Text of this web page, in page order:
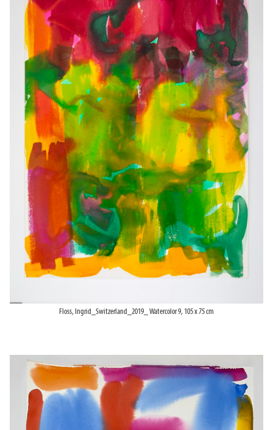
Floss, Ingrid_Switzerland_2019_ Watercolor 9, 105 x 75 cm